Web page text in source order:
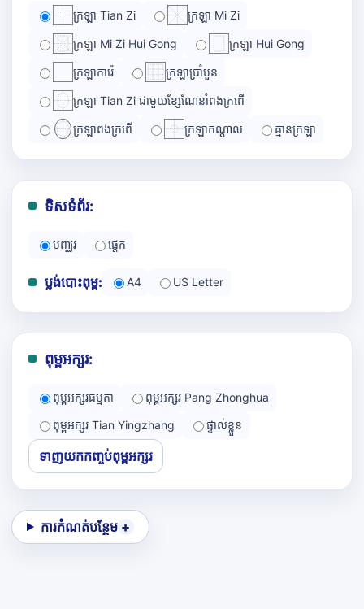
ក្រឡា Tian Zi ក្រឡា Mi Zi
ក្រឡា Mi Zi Hui Gong ក្រឡា Hui Gong
ក្រឡាការ៉េ ក្រឡាប្រាំបួន
ក្រឡា Tian Zi ជាមួយខ្សែណែនាំពងក្រពើ
ក្រឡាពងក្រពើ ក្រឡាកណ្ដាល គ្មានក្រឡា
ទិសទំព័រ:
បញ្ឈរ ផ្ដេក
ប្លង់បោះពុម្ព: A4 US Letter
ពុម្ពអក្សរ:
ពុម្ពអក្សរធម្មតា
ពុម្ពអក្សរ Pang Zhonghua
ពុម្ពអក្សរ Tian Yingzhang
ផ្ទាល់ខ្លួន
ទាញយកកញ្ចប់ពុម្ពអក្សរ
ការកំណត់បន្ថែម